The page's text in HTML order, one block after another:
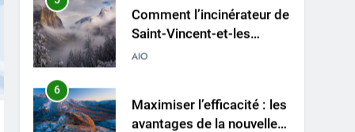
Grenadines redéfinit les
pratiques d’élimination
des déchets dans les
AIO
6
technologie d’incinération
du Rwanda
AIO